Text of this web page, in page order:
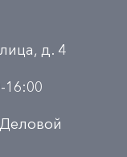
д. 4
16:00